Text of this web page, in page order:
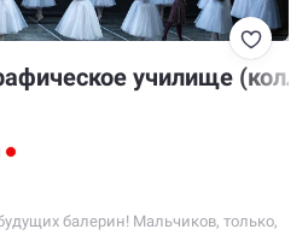
училище